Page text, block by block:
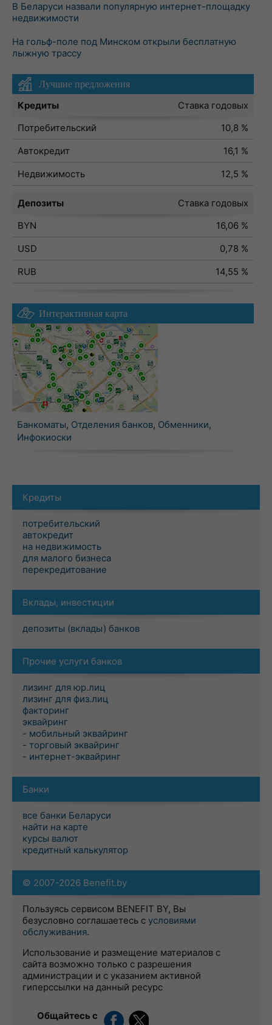
В Беларуси назвали популярную интернет-площадку
недвижимости
На гольф-поле под Минском открыли бесплатную
лыжную трассу
Лучшие предложения
Кредиты
Ставка годовых
Потребительский
10,8 %
Автокредит
16,1 %
Недвижимость
12,5 %
Депозиты
Ставка годовых
BYN
16,06 %
USD
0,78 %
RUB
14,55 %
Интерактивная карта
Банкоматы, Отделения банков, Обменники,
Инфокиоски
Кредиты
потребительский
автокредит
на недвижимость
для малого бизнеса
перекредитование
Вклады, инвестиции
депозиты (вклады) банков
Прочие услуги банков
лизинг для юр.лиц
лизинг для физ.лиц
факторинг
эквайринг
- мобильный эквайринг
- торговый эквайринг
- интернет-эквайринг
Банки
все банки Беларуси
найти на карте
курсы валют
кредитный калькулятор
© 2007-2026 Benefit.by
Пользуясь сервисом BENEFIT BY, Вы
безусловно соглашаетесь с условиями
обслуживания.
Использование и размещение материалов с
сайта возможно только с разрешения
администрации и с указанием активной
гиперссылки на данный ресурс
Общайтесь с